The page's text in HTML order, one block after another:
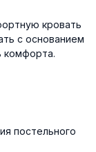
кровать
с основанием
комфорта.
постельного